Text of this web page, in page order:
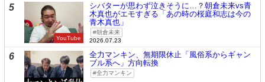
5
YouTube
シバターが思わず泣きそうに…？朝倉未来vs青
木真也がエモすぎる「あの時の桜庭和志は今の
青木真也」
朝倉未来
2026.07.23
6
全力マンキン、無期限休止「風俗系からギャン
ブル系へ」方向転換
全力マンキン